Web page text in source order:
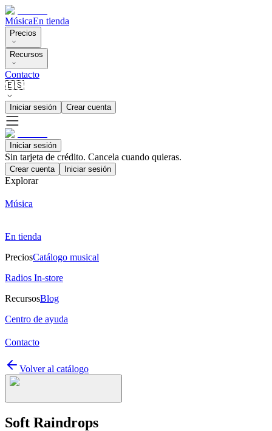
MúsicaEn tienda
Precios
Recursos
Contacto
🇪🇸
Iniciar sesión Crear cuenta
Iniciar sesión
Sin tarjeta de crédito. Cancela cuando quieras.
Crear cuenta Iniciar sesión
Explorar
Música
En tienda
PreciosCatálogo musical
Radios In-store
RecursosBlog
Centro de ayuda
Contacto
Volver al catálogo
Soft Raindrops